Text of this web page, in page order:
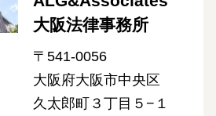
大阪法律事務所
〒541-0056
大阪府大阪市中央区
久太郎町３丁目５−１